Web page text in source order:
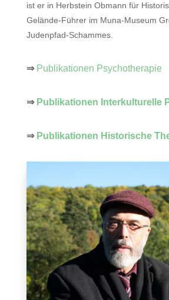
ist er in Herbstein Obmann für
Gelände-Führer im Muna-Museum
Judenpfad-Schammes.
⇒Publikationen Psychotherapie
⇒Publikationen Interkulturelle
⇒ Publikationen Historische